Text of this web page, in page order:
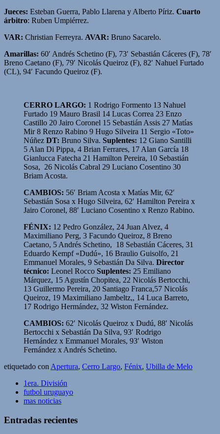
Jueces: Esteban Guerra, Pablo Llarena y Alberto Píriz. Cuarto
árbitro: Ruben Umpiérrez.
VAR: Christian Ferreyra. AVAR: Bruno Sacarelo.
Amarillas: 60′ Andrés Schetino (F), 73′ Sebastián Cáceres (F), 78′
Breno Caetano (F), 79′ Nicolás Queiroz (F), 82′ Nahuel Furtado
(CL), 94′ Facundo Queiroz (F).
CERRO LARGO: 1 Rodrigo Formento 13 Nahuel
Furtado 19 Mauro Brasil 14 Lucas Correa 23 Enzo
Castillo 20 Jairo Coronel 15 Sebastián Assis 27 Matías
Mir 8 Renzo Rabino 9 Hugo Silveira 11 Sergio «Toto»
Núñez DT: Bruno Silva. Suplentes: 12 Giano Santilli
5 Alan Di Pippa, 4 Brian Ferrares, 17 Alan García 18
Gianlucca Fatecha 21 Hamilton Pereira, 10 Sebastián
Sosa, 26 Nicolás Cabral 29 Luciano Cosentino 30
Briam Acosta.
CAMBIOS: 56′ Briam Acosta x Matías Mir, 62′
Sebastián Sosa x Hugo Silveira, 62′ Hamilton Pereira x
Jairo Coronel, 88′ Luciano Cosentino x Renzo Rabino.
FÉNIX: 12 Pedro González, 24 Juan Alvez, 4
Maximiliano Perg, 3 Facundo Queiroz, 8 Breno
Caetano, 5 Andrés Schetino, 18 Sebastián Cáceres, 31
Eduardo Kempf «Dudú», 16 Braulio Guisolfo, 21
Emmanuel Morales, 9 Sebastián Da Silva. Director
técnico: Leonel Rocco Suplentes: 25 Emiliano
Márquez, 15 Agustín Chopitea, 22 Nicolás Bertocchi,
13 Guillermo Pereira, 20 Santiago Franca,57 Nicolás
Queiroz, 19 Maximiliano Jambeltz,, 14 Luca Barreto,
17 Rodrigo Hermández, 32 Wiston Fernández.
CAMBIOS: 62′ Nicolás Queiroz x Dudú, 88′ Nicolás
Bertocchi x Sebastián Da Silva, 93′ Rodrigo
Hernández x Emmanuel Morales, 93′ Wiston
Fernández x Andrés Schetino.
etiquetado con Apertura, Cerro Largo, Fénix, Ubilla de Melo
1era. División
futbol uruguayo
mas noticias
Entradas recientes